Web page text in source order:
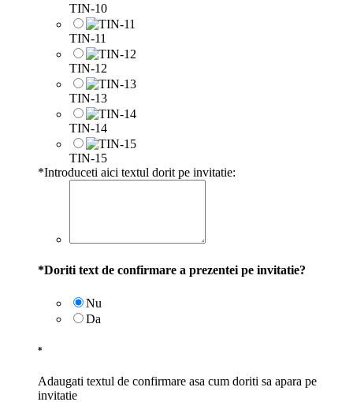
TIN-10
TIN-11
TIN-12
TIN-13
TIN-14
TIN-15
*Introduceti aici textul dorit pe invitatie:
*Doriti text de confirmare a prezentei pe invitatie?
Nu
Da
*
Adaugati textul de confirmare asa cum doriti sa apara pe
invitatie